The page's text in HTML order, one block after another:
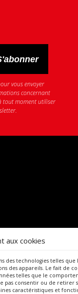
aux cookies
des technologies telles que
des appareils. Le fait de
telles que le
pas consentir ou de retirer
caractéristiques et
vous envoyer
concernant
tout moment utiliser